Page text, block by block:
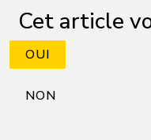
Cet article